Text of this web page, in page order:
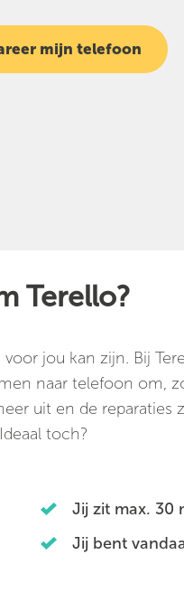
mijn telefoon
Terello?
jou kan zijn. Bij
naar telefoon om,
uit en de reparaties
toch?
Jij zit max. 30
Jij bent